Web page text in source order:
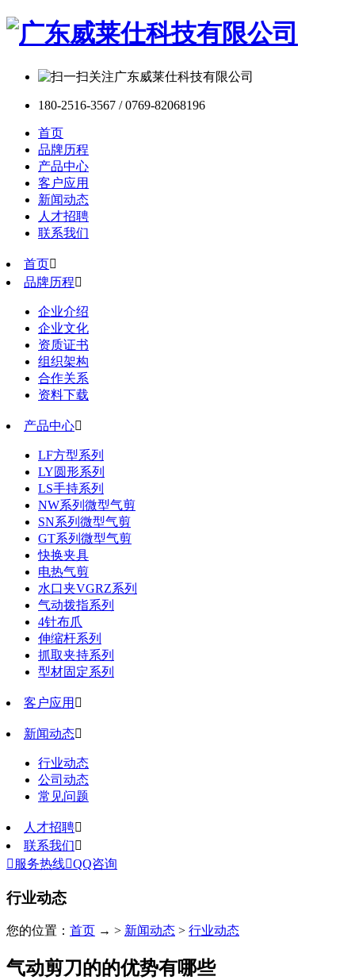
180-2516-3567 / 0769-82068196
首页
品牌历程
产品中心
客户应用
新闻动态
人才招聘
联系我们
首页
品牌历程
企业介绍
企业文化
资质证书
组织架构
合作关系
资料下载
产品中心
LF方型系列
LY圆形系列
LS手持系列
NW系列微型气剪
SN系列微型气剪
GT系列微型气剪
快换夹具
电热气剪
水口夹VGRZ系列
气动拨指系列
4针布爪
伸缩杆系列
抓取夹持系列
型材固定系列
客户应用 
新闻动态
行业动态
公司动态
常见问题
人才招聘
联系我们
 服务热线QQ咨询
行业动态
您的位置： 首页 → > 新闻动态 > 行业动态
气动剪刀的的优势有哪些